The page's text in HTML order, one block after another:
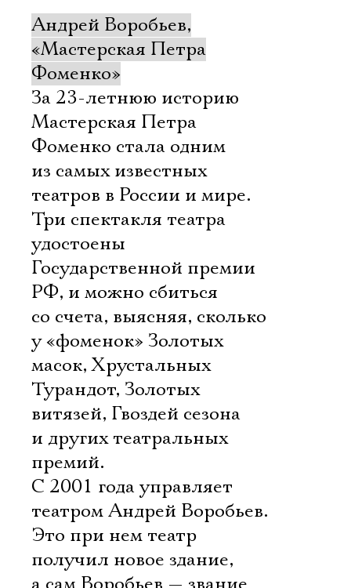
Андрей Воробьев,
«Мастерская Петра
Фоменко»
За 23-летнюю историю
Мастерская Петра
Фоменко стала одним
из самых известных
театров в России и мире.
Три спектакля театра
удостоены
Государственной премии
РФ, и можно сбиться
со счета, выясняя, сколько
у «фоменок» Золотых
масок, Хрустальных
Турандот, Золотых
витязей, Гвоздей сезона
и других театральных
премий.
С 2001 года управляет
театром Андрей Воробьев.
Это при нем театр
получил новое здание,